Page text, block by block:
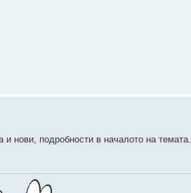
и нови, подробности в началото на темата.